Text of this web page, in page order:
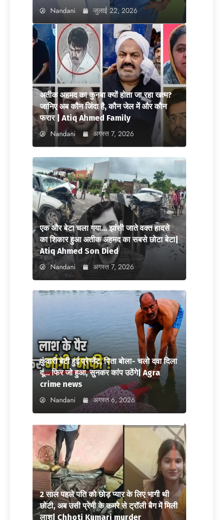
Nandani जुलाई 22, 2026
अतीक अहमद का कुनबा क्यों होता जा रहा खत्म?
जानिए अब कौन जिंदा है, कौन जेल में और कौन
फरार | Atiq Ahmed Family
Nandani अगस्त 7, 2026
एक और बेटा चला गया… झांसी जाते वक्त हादसे
का शिकार हुआ अतीक अहमद का सबसे छोटा बेटा|
Atiq Ahmed Son Died
Nandani अगस्त 7, 2026
कुंवारी बेटी हुई प्रेग्नेंट, पिता बोला- चलो दवा दिला
दूं… फिर जो हुआ, सुनकर कांप उठेंगे| Agra
crime news
Nandani अगस्त 6, 2026
2 साल पहले पति को छोड़ प्यार के लिए भागी थी
छोटी, अब उसी प्रेमी के कमरे से ट्रॉली बैग में मिली
लाश| Chhoti Kumari murder